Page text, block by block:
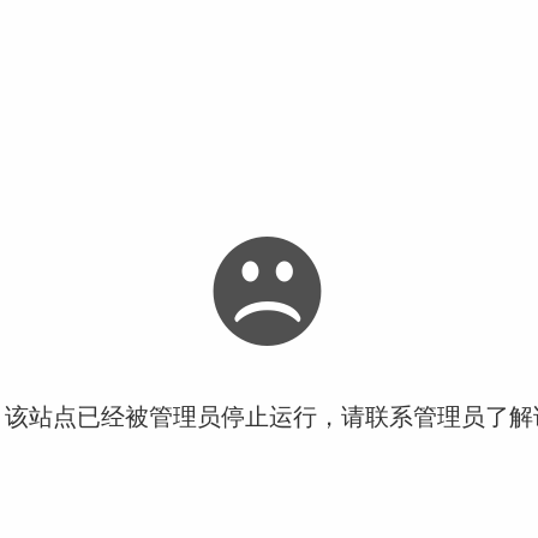
站点已经被管理员停止运行，请联系管理员了